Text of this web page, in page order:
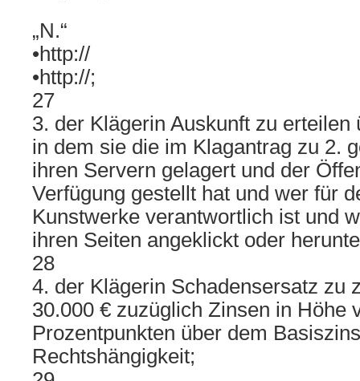
„N.“
•http://
•http://;
27
3. der Klägerin Auskunft zu erteilen
in dem sie die im Klagantrag zu 2.
ihren Servern gelagert und der
Verfügung gestellt hat und wer für
Kunstwerke verantwortlich ist und
ihren Seiten angeklickt oder
28
4. der Klägerin Schadensersatz zu
30.000 € zuzüglich Zinsen in Höhe
Prozentpunkten über dem
Rechtshängigkeit;